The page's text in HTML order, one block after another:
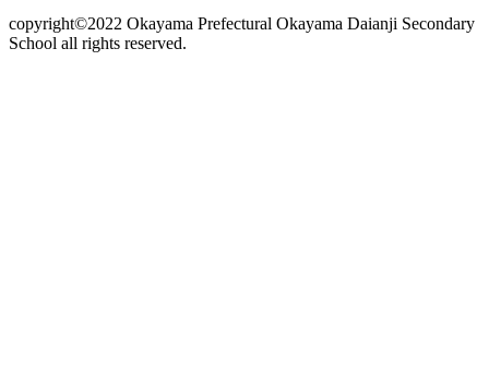
copyright©2022 Okayama Prefectural Okayama Daianji Secondary
School all rights reserved.